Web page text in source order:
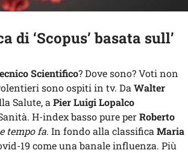
di ‘Scopus’basata sull’
Scientifico? Dove sono? Voti non
sono ospiti in tv. DaWalter
Salute, aPier Luigi Lopalco
H-index basso pure perRoberto
tempo fa. In fondo alla classificaMaria
19 come una banale influenza. Più